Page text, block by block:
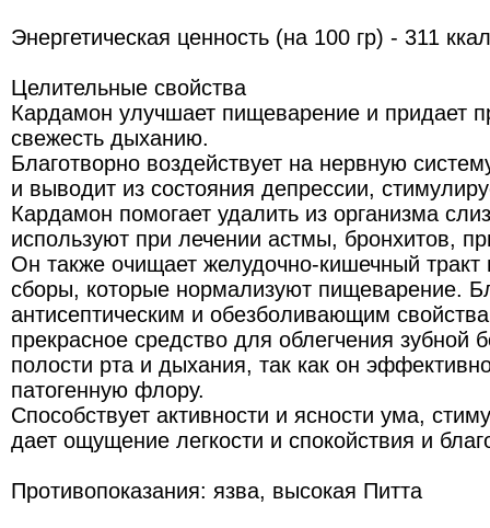
Энергетическая ценность (на 100 гр) - 311 ккал
Целительные свойства
Кардамон улучшает пищеварение и придает
свежесть дыханию.
Благотворно воздействует на нервную
и выводит из состояния депрессии,
Кардамон помогает удалить из организма
используют при лечении астмы, бронхитов,
Он также очищает желудочно-кишечный тракт
сборы, которые нормализуют пищеварение.
антисептическим и обезболивающим
прекрасное средство для облегчения зубной
полости рта и дыхания, так как он
патогенную флору.
Способствует активности и ясности ума,
дает ощущение легкости и спокойствия и
Противопоказания: язва, высокая Питта